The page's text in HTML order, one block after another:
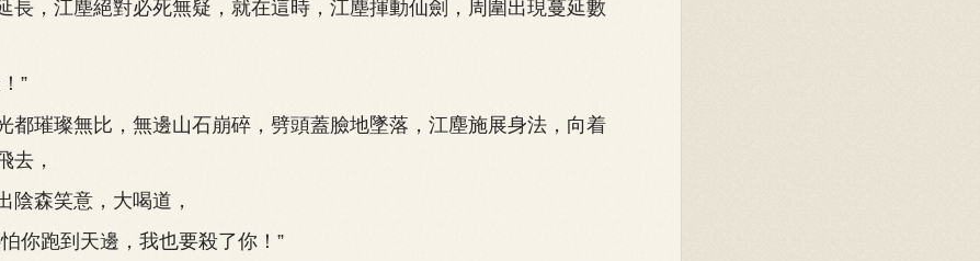
，江塵絕對必死無疑，就在這時，江塵揮動仙劍，周圍出現蔓延數
”
璀璨無比，無邊山石崩碎，劈頭蓋臉地墜落，江塵施展身法，向着
去，
森笑意，大喝道，
跑到天邊，我也要殺了你！”